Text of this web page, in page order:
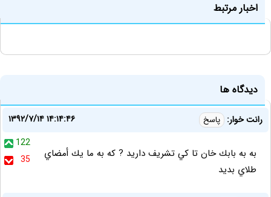
اخبار مرتبط
دیدگاه ها
رانت خوار: پاسخ
۱۳۹۲/۷/۱۴ ۱۴:۱۴:۴۶
122
35
به به بابك خان تا كي تشريف داريد ? كه به ما يك أمضاي
طلاي بديد